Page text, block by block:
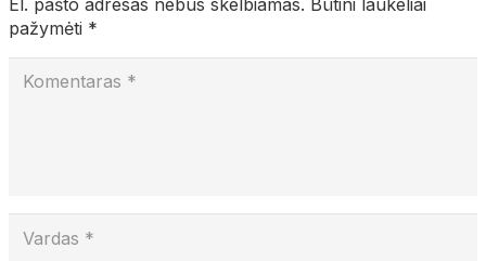
El. pašto adresas nebus skelbiamas. Būtini laukeliai
pažymėti *